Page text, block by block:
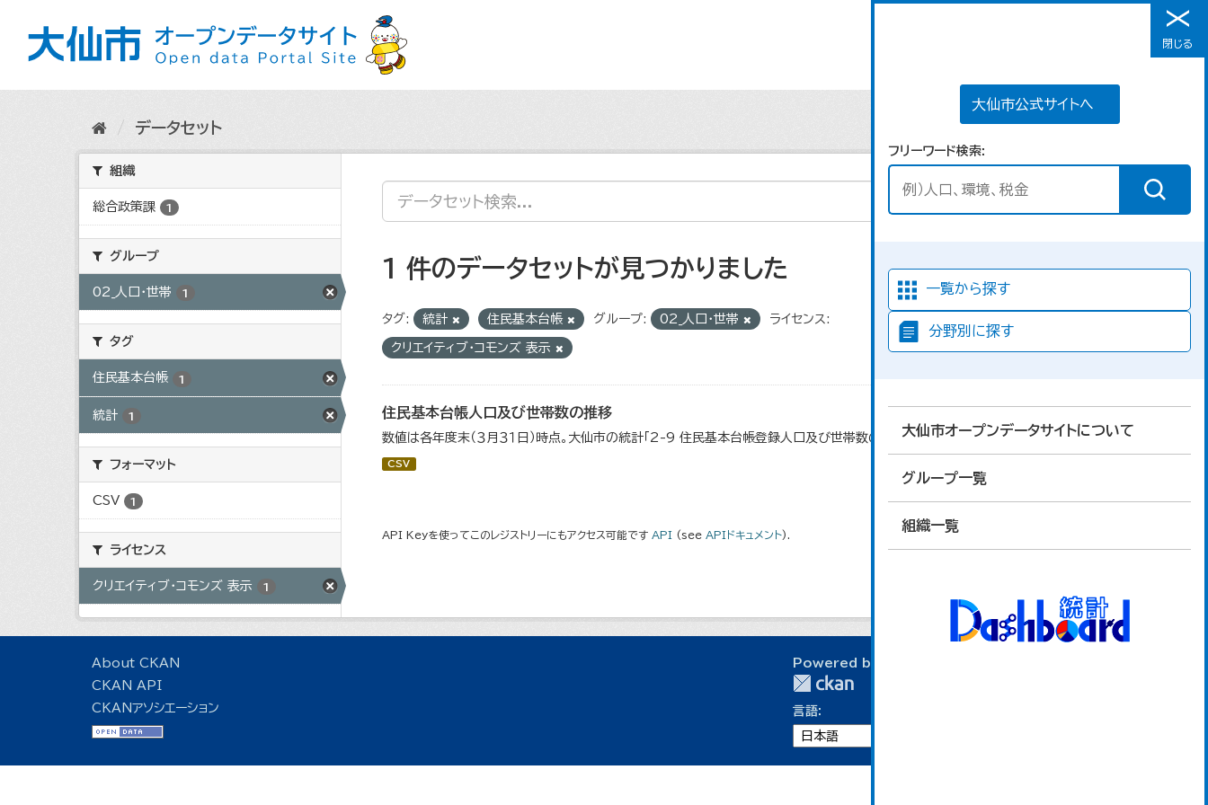
メニュー
大仙市公式サイトへ
フリーワード検索
一覧から探す
分野別に探す
大仙市オープンデータサイトについて
グループ一覧
組織一覧
閉じる
データセット
組織
総合政策課 1
グループ
02_人口・世帯 1
タグ
住民基本台帳 1
統計 1
フォーマット
CSV 1
ライセンス
クリエイティブ・コモンズ 表示 1
1 件のデータセットが見つかりました
タグ: 統計 住民基本台帳 グループ: 02_人口・世帯 ライセンス:
クリエイティブ・コモンズ 表示
住民基本台帳人口及び世帯数の推移
数値は各年度末（３月３１日）時点。大仙市の統計「2-9 住民基本台帳登録人口及び世帯数の推移」のデータを参照しています。
CSV
API Keyを使ってこのレジストリーにもアクセス可能です API (see APIドキュメント).
About CKAN
CKAN API
CKANアソシエーション
Powered by
言語